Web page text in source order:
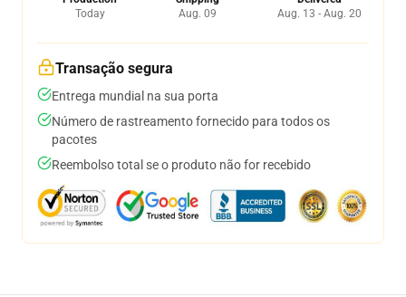
Today
Aug. 09
Aug. 13 - Aug. 20
Transação segura
Entrega mundial na sua porta
Número de rastreamento fornecido para todos os
pacotes
Reembolso total se o produto não for recebido